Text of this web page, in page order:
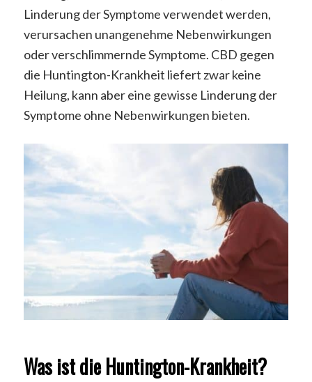
Linderung der Symptome verwendet werden,
verursachen unangenehme Nebenwirkungen
oder verschlimmernde Symptome. CBD gegen
die Huntington-Krankheit liefert zwar keine
Heilung, kann aber eine gewisse Linderung der
Symptome ohne Nebenwirkungen bieten.
Was ist die Huntington-Krankheit?